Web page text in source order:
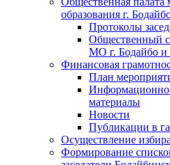
образования г.
Протоколы
Общественный
МО г. Бодайбо и
Финансовая
План
материалы
Новости
Публикации в
Осуществление
Формирование